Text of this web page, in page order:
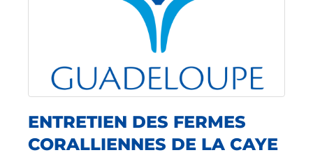
ENTRETIEN DES FERMES
CORALLIENNES DE LA CAYE